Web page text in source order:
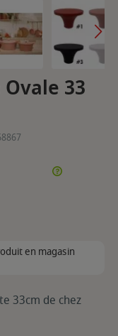
33
en magasin
33cm de chez